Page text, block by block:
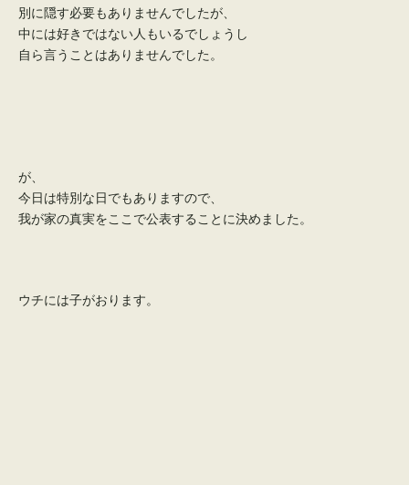
別に隠す必要もありませんでしたが、
中には好きではない人もいるでしょうし
自ら言うことはありませんでした。
が、
今日は特別な日でもありますので、
我が家の真実をここで公表することに決めました。
ウチには子がおります。